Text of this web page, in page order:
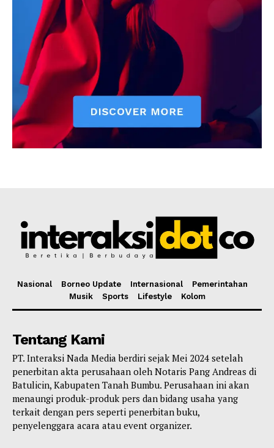
Nasional Borneo Update Internasional
Pemerintahan
Musik
Sports Lifestyle Kolom
Tentang Kami
PT. Interaksi Nada Media berdiri sejak Mei 2024 setelah
penerbitan akta perusahaan oleh Notaris Pang Andreas di
Batulicin, Kabupaten Tanah Bumbu. Perusahaan ini akan
menaungi produk-produk pers dan bidang usaha yang
terkait dengan pers seperti penerbitan buku,
penyelenggara acara atau event organizer.